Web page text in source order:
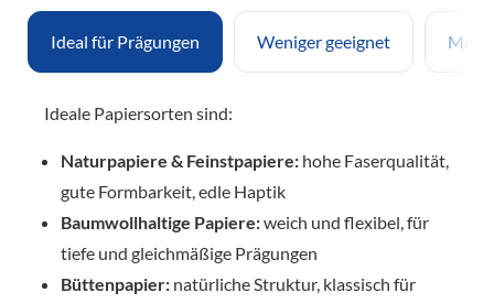
Ideal für Prägungen Weniger geeignet
Ideale Papiersorten sind:
Naturpapiere & Feinstpapiere: hohe Faserqualität,
gute Formbarkeit, edle Haptik
Baumwollhaltige Papiere:weich und flexibel, für
tiefe und gleichmäßige Prägungen
Büttenpapier: natürliche Struktur, klassisch für